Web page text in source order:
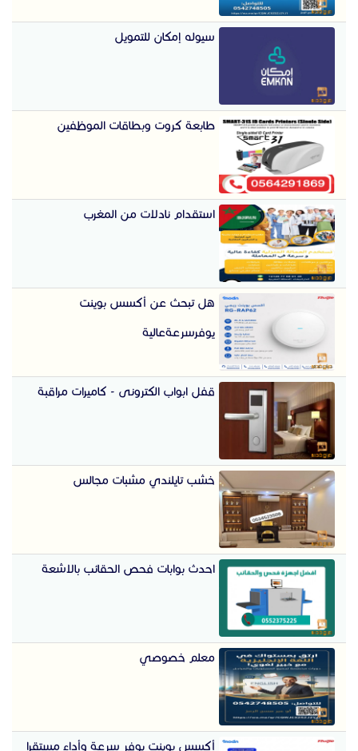
سيوله إمكان للتمويل
طابعة كروت وبطاقات الموظفين
استقدام نادلات من المغرب
هل تبحث عن أكسس بوينت
يوفرسرعةعالية
قفل ابواب الكترونى - كاميرات مراقبة
خشب تايلندي مشبات مجالس
احدث بوابات فحص الحقائب بالاشعة
معلم خصوصي
أكسس بوينت يوفر سرعة وأداء مستقرا